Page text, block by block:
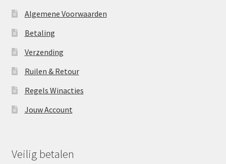
Algemene Voorwaarden
Betaling
Verzending
Ruilen & Retour
Regels Winacties
Jouw Account
Veilig betalen